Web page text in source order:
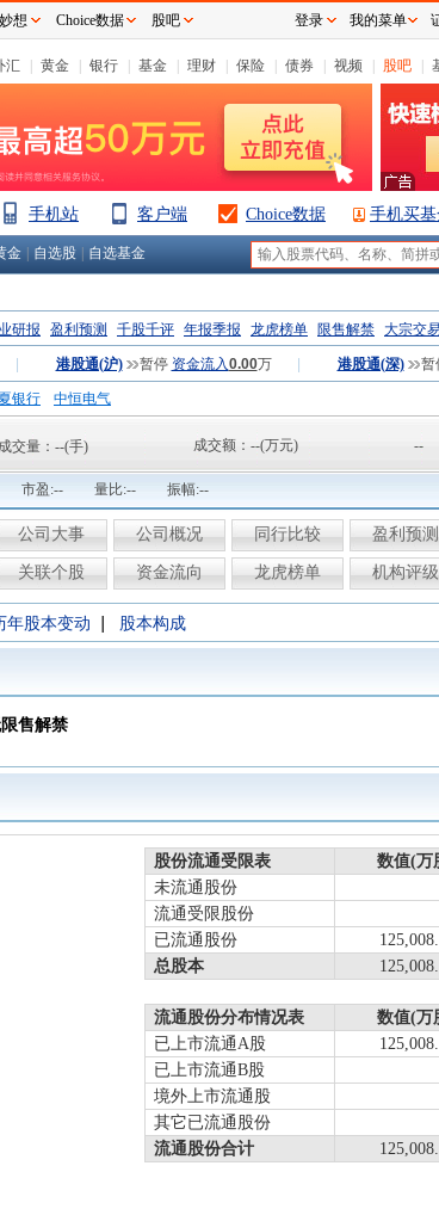
汇 黄金 银行 基金 理财 保险 债券 视频 股吧
手机站 客户端 Choice数据 手机买
金 自选股 自选基金
研报 盈利预测 千股千评 年报季报 龙虎榜单 限售解禁 大宗交
港股通(沪) 暂停 资金流入0.00万 港股通(深) 暂
银行
中恒电气
成交量： --(手) 成交额： --(万元) --
市盈:-- 量比:-- 振幅:--
公司大事 公司概况 同行比较 盈利预测
关联个股 资金流向 龙虎榜单 机构评级
年股本变动 股本构成
售解禁
股份流通受限表 数值(万
未流通股份
流通受限股份
已流通股份
总股本
流通股份分布情况表 数值(万
已上市流通A股
已上市流通B股
境外上市流通股
其它已流通股份
流通股份合计
妙想 Choice数据 股吧 登录 我的菜单